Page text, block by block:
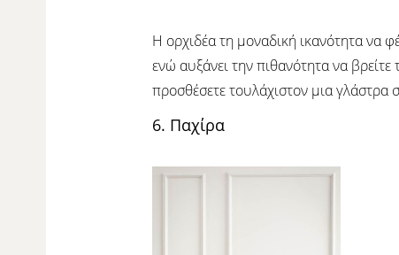
Η ορχιδέα τη μοναδική ικανότητα να
ενώ αυξάνει την πιθανότητα να
προσθέσετε τουλάχιστον μια γλάστρα
6. Παχίρα